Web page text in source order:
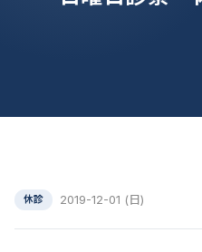
休診 2019-12-01 (日)